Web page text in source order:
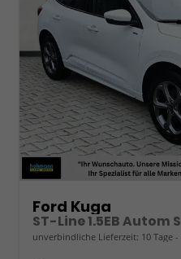
Ford Kuga
unverbindliche Lieferzeit: 10 Tage